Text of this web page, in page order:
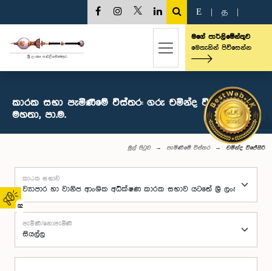
02
E த
මගේ පාර්ලිමේන්තුව
මෙතැනින් පිවිසෙන්න
කාරක සභා පැමිණීමේ විස්තර: ගරු චමින්ද වි‍ජේසිරි
මහතා, පා.ම.
මුල් පිටුව පැමිණීමේ විස්තර චමින්ද වි‍ජේසිරි
කාරක සභාව
පැමිණි/නොපැමිණි